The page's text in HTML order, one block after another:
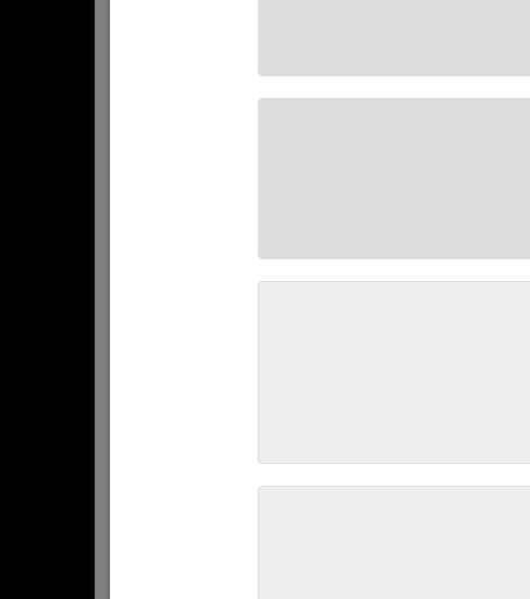
PLATEAUX DE FROMAGES NOS FROMAGES AFFINÉS